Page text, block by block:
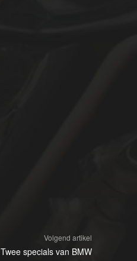
Volgend artikel
Twee specials van BMW